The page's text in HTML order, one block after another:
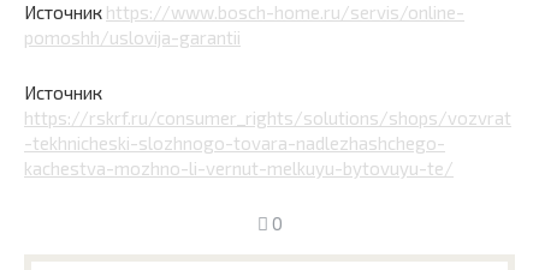
Источник https://www.bosch-home.ru/servis/online-
pomoshh/uslovija-garantii
Источник
https://rskrf.ru/consumer_rights/solutions/shops/vozvrat
-tekhnicheski-slozhnogo-tovara-nadlezhashchego-
kachestva-mozhno-li-vernut-melkuyu-bytovuyu-te/
0